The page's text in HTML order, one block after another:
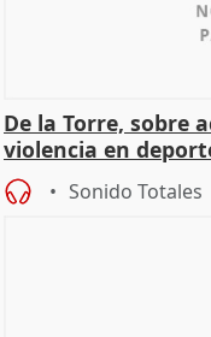
De la Torre, sobre
violencia en
Sonido Totales